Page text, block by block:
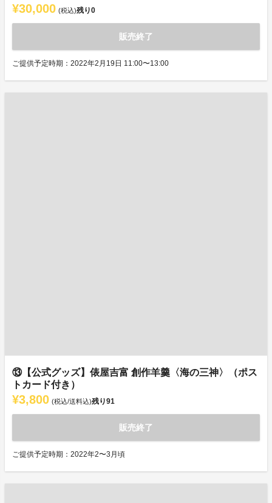
¥30,000 (税込)残り0
販売終了
ご提供予定時期：2022年2月19日 11:00〜13:00
⑬【公式グッズ】俵屋吉富 創作羊羹〈海の三神〉（ポス
トカード付き）
¥3,800 (税込/送料込)残り91
販売終了
ご提供予定時期：2022年2〜3月頃